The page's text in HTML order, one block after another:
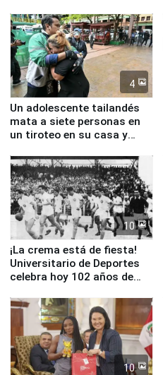
4
Un adolescente tailandés
mata a siete personas en
un tiroteo en su casa y
10
¡La crema está de fiesta!
Universitario de Deportes
celebra hoy 102 años de
10